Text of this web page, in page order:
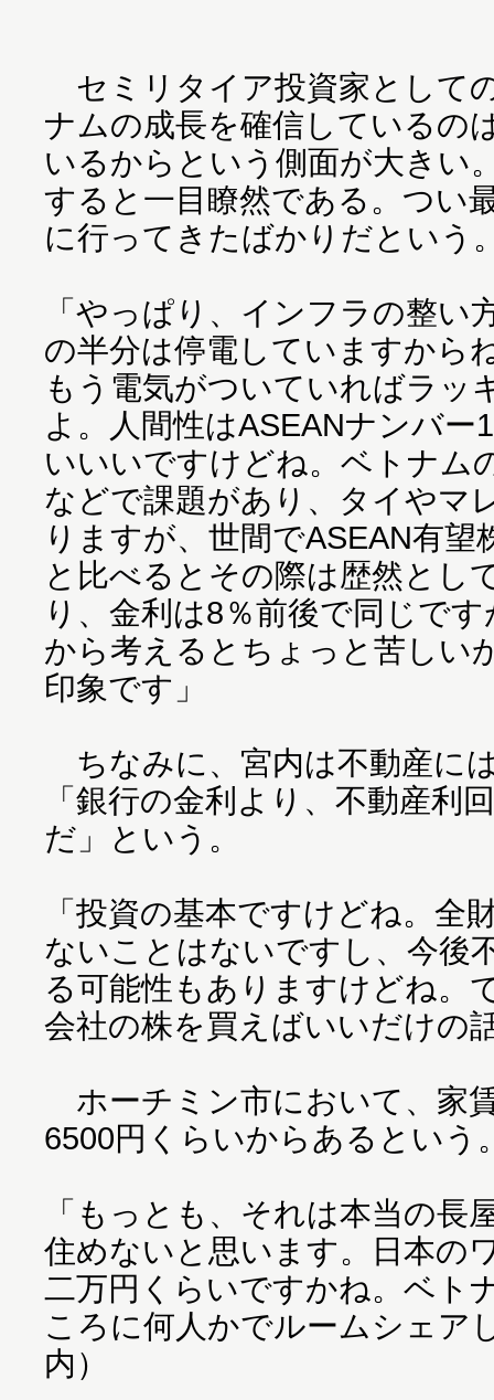
セミリタイア投資家として
ナムの成長を確信しているの
いるからという側面が大きい
すると一目瞭然である。つい
に行ってきたばかりだという
「やっぱり、インフラの整い
の半分は停電していますから
もう電気がついていればラッ
よ。人間性はASEANナンバ
いいいですけどね。ベトナム
などで課題があり、タイやマ
りますが、世間でASEAN有
と比べるとその際は歴然とし
り、金利は8％前後で同じで
から考えるとちょっと苦しい
印象です」
ちなみに、宮内は不動産に
「銀行の金利より、不動産利
だ」という。
「投資の基本ですけどね。全
ないことはないですし、今後
る可能性もありますけどね。
会社の株を買えばいいだけの
ホーチミン市において、家
6500円くらいからあるという
「もっとも、それは本当の長
住めないと思います。日本の
二万円くらいですかね。ベト
ころに何人かでルームシェア
内）